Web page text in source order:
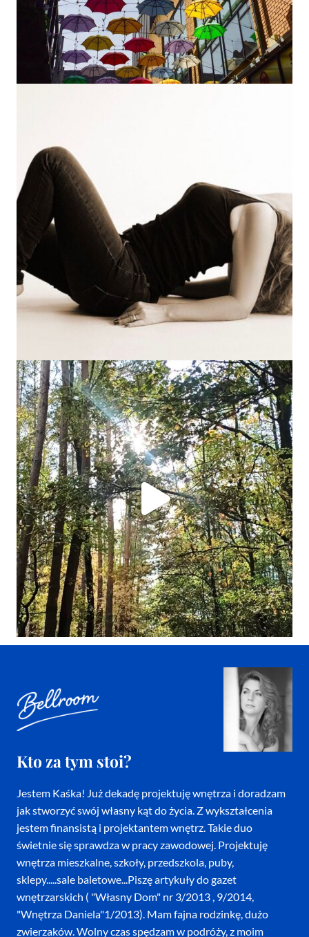
Kto za tym stoi?
Jestem Kaśka! Już dekadę projektuję wnętrza i doradzam
jak stworzyć swój własny kąt do życia. Z wykształcenia
jestem finansistą i projektantem wnętrz. Takie duo
świetnie się sprawdza w pracy zawodowej. Projektuję
wnętrza mieszkalne, szkoły, przedszkola, puby,
sklepy.....sale baletowe...Piszę artykuły do gazet
wnętrzarskich ( "Własny Dom" nr 3/2013 , 9/2014,
"Wnętrza Daniela"1/2013). Mam fajna rodzinkę, dużo
zwierzaków. Wolny czas spędzam w podróży, z moim